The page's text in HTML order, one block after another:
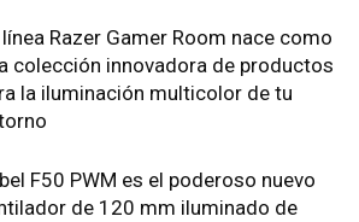
línea Razer Gamer Room nace como
colección innovadora de productos
la iluminación multicolor de tu
F50 PWM es el poderoso nuevo
de 120 mm iluminado de